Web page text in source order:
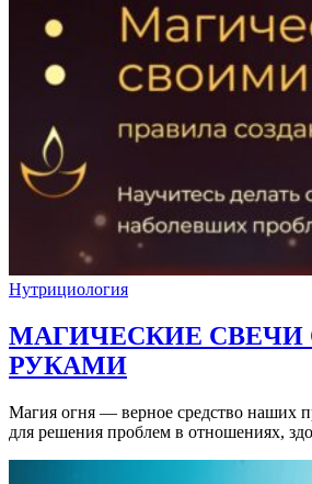
Нутрициология
МАГИЧЕСКИЕ
РУКАМИ
Магия огня — верное средство наших
для решения проблем в отношениях,